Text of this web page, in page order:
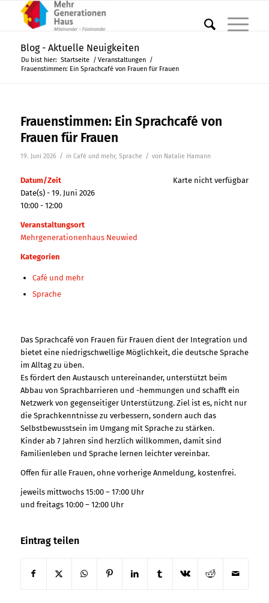
Blog - Aktuelle Neuigkeiten
Du bist hier: Startseite / Veranstaltungen /
Frauenstimmen: Ein Sprachcafé von Frauen für Frauen
Frauenstimmen: Ein Sprachcafé von
Frauen für Frauen
19. Juni 2026 / in Café und mehr, Sprache / von Natalie Hamann
Karte nicht verfügbar
Datum/Zeit
Date(s) - 19. Juni 2026
10:00 - 12:00
Veranstaltungsort
Mehrgenerationenhaus Neuwied
Kategorien
Café und mehr
Sprache
Das Sprachcafé von Frauen für Frauen dient der Integration und
bietet eine niedrigschwellige Möglichkeit, die deutsche Sprache
im Alltag zu üben.
Es fördert den Austausch untereinander, unterstützt beim
Abbau von Sprachbarrieren und -hemmungen und schafft ein
Netzwerk von gegenseitiger Unterstützung. Ziel ist es, nicht nur
die Sprachkenntnisse zu verbessern, sondern auch das
Selbstbewusstsein im Umgang mit Sprache zu stärken.
Kinder ab 7 Jahren sind herzlich willkommen, damit sind
Familienleben und Sprache lernen leichter vereinbar.
Offen für alle Frauen, ohne vorherige Anmeldung, kostenfrei.
jeweils mittwochs 15:00 – 17:00 Uhr
und freitags 10:00 – 12:00 Uhr
Eintrag teilen